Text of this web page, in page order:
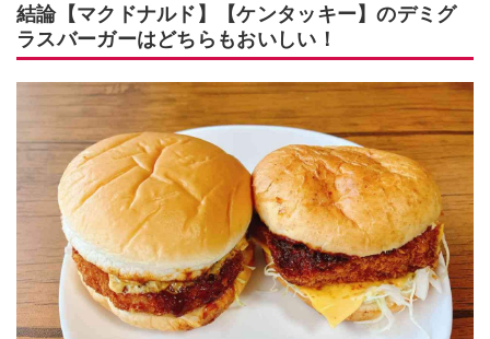
結論【マクドナルド】【ケンタッキー】のデミグ
ラスバーガーはどちらもおいしい！